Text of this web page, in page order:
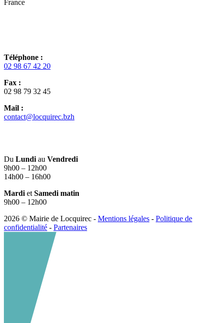
France
Téléphone :
02 98 67 42 20
Fax :
02 98 79 32 45
Mail :
contact@locquirec.bzh
Du Lundi au Vendredi
9h00 – 12h00
14h00 – 16h00
Mardi et Samedi matin
9h00 – 12h00
2026 © Mairie de Locquirec - Mentions légales - Politique de
confidentialité - Partenaires